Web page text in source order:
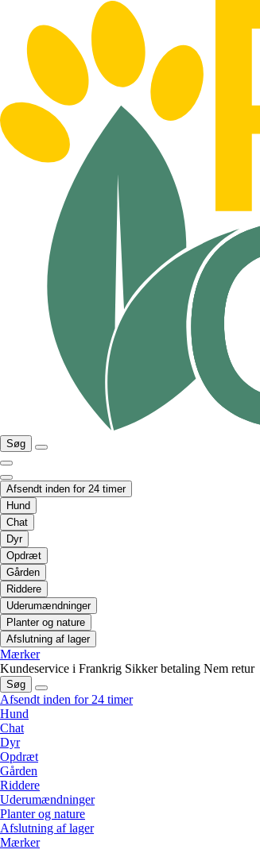
Søg
Afsendt inden for 24 timer
Hund
Chat
Dyr
Opdræt
Gården
Riddere
Uderumændninger
Planter og nature
Afslutning af lager
Mærker
Kundeservice i Frankrig Sikker betaling Nem retur
Søg
Afsendt inden for 24 timer
Hund
Chat
Dyr
Opdræt
Gården
Riddere
Uderumændninger
Planter og nature
Afslutning af lager
Mærker